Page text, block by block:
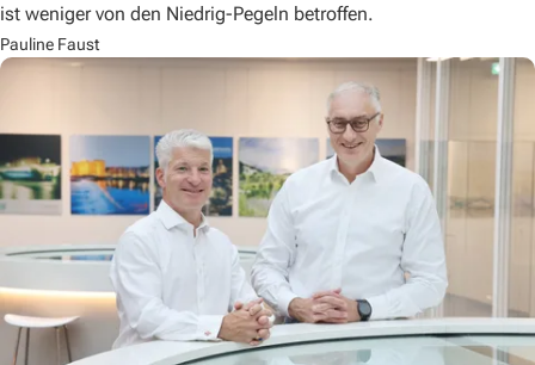
ist weniger von den Niedrig-Pegeln betroffen.
Pauline Faust